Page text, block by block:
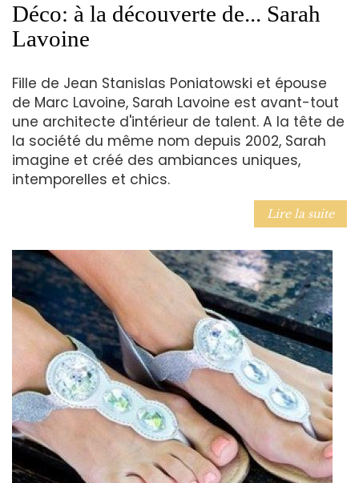
Déco: à la découverte de... Sarah
Lavoine
Fille de Jean Stanislas Poniatowski et épouse
de Marc Lavoine, Sarah Lavoine est avant-tout
une architecte d'intérieur de talent. A la tête de
la société du même nom depuis 2002, Sarah
imagine et créé des ambiances uniques,
intemporelles et chics.
Lire la suite